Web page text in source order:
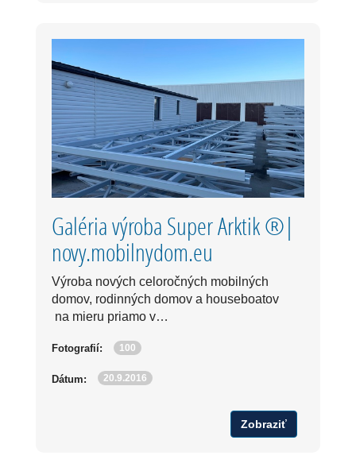
Galéria výroba Super Arktik ®|
novy.mobilnydom.eu
Výroba nových celoročných mobilných
domov, rodinných domov a houseboatov
na mieru priamo v…
Fotografií: 100
Dátum: 20.9.2016
Zobraziť